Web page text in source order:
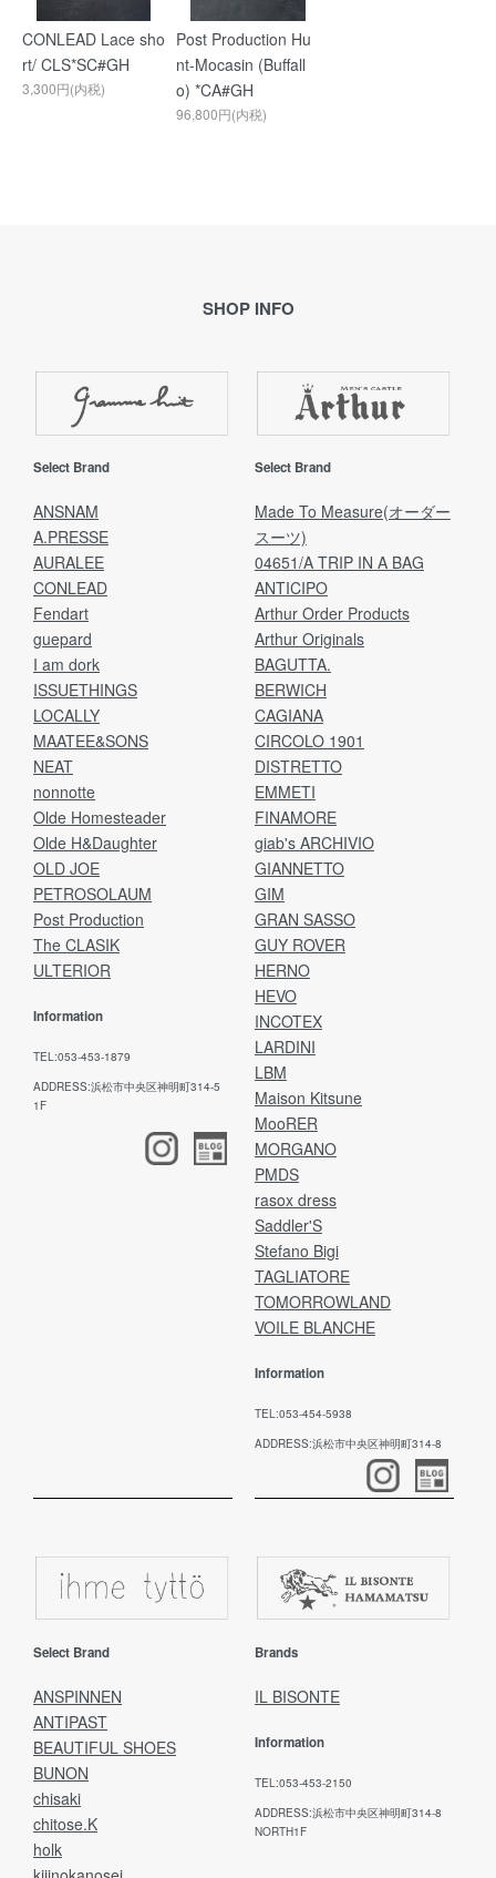
CONLEAD Lace sho
rt/ CLS*SC#GH
3,300円(内税)
Post Production Hu
nt-Mocasin (Buffall
o) *CA#GH
96,800円(内税)
SHOP INFO
Select Brand
ANSNAM
A.PRESSE
AURALEE
CONLEAD
Fendart
guepard
I am dork
ISSUETHINGS
LOCALLY
MAATEE&SONS
NEAT
nonnotte
Olde Homesteader
Olde H&Daughter
OLD JOE
PETROSOLAUM
Post Production
The CLASIK
ULTERIOR
Information
TEL:053-453-1879
ADDRESS:浜松市中央区神明町314-5
1F
Select Brand
Made To Measure(オーダー
スーツ)
04651/A TRIP IN A BAG
ANTICIPO
Arthur Order Products
Arthur Originals
BAGUTTA.
BERWICH
CAGIANA
CIRCOLO 1901
DISTRETTO
EMMETI
FINAMORE
giab's ARCHIVIO
GIANNETTO
GIM
GRAN SASSO
GUY ROVER
HERNO
HEVO
INCOTEX
LARDINI
LBM
Maison Kitsune
MooRER
MORGANO
PMDS
rasox dress
Saddler'S
Stefano Bigi
TAGLIATORE
TOMORROWLAND
VOILE BLANCHE
Information
TEL:053-454-5938
ADDRESS:浜松市中央区神明町314-8
Select Brand
ANSPINNEN
ANTIPAST
BEAUTIFUL SHOES
BUNON
chisaki
chitose.K
holk
Brands
IL BISONTE
Information
TEL:053-453-2150
ADDRESS:浜松市中央区神明町314-8
NORTH1F